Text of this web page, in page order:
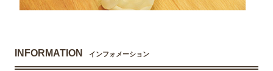
INFORMATION インフォメーション